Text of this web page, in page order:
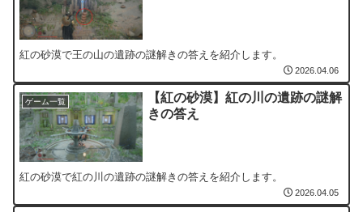
紅の砂漠で王の山の遺跡の謎解きの答えを紹介します。
2026.04.06
ゲーム一覧
【紅の砂漠】紅の川の遺跡の謎解
きの答え
紅の砂漠で紅の川の遺跡の謎解きの答えを紹介します。
2026.04.05